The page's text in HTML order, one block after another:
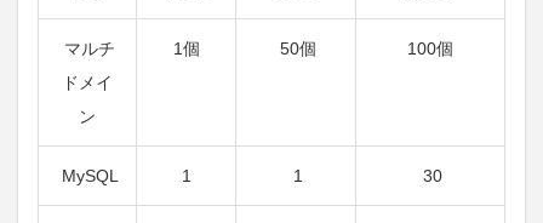
マルチ
ドメイ
ン
1個 50個 100個
MySQL 1 1 30